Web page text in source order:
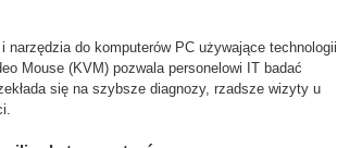
narzędzia do komputerów PC używające technologii
Mouse (KVM) pozwala personelowi IT badać
się na szybsze diagnozy, rzadsze wizyty u